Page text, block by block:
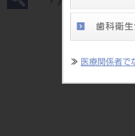
≫ 医療関係者で